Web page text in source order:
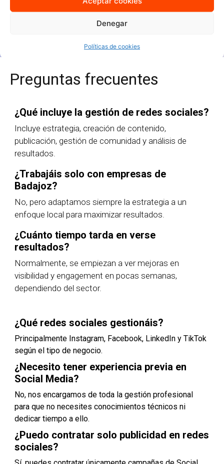
Denegar
Políticas de cookies
Quiero más información
Preguntas frecuentes
¿Qué incluye la gestión de redes sociales?
Incluye estrategia, creación de contenido,
publicación, gestión de comunidad y análisis de
resultados.
¿Trabajáis solo con empresas de
Badajoz?
No, pero adaptamos siempre la estrategia a un
enfoque local para maximizar resultados.
¿Cuánto tiempo tarda en verse
resultados?
Normalmente, se empiezan a ver mejoras en
visibilidad y engagement en pocas semanas,
dependiendo del sector.
¿Qué redes sociales gestionáis?
Principalmente Instagram, Facebook, LinkedIn y TikTok
según el tipo de negocio.
¿Necesito tener experiencia previa en
Social Media?
No, nos encargamos de toda la gestión profesional
para que no necesites conocimientos técnicos ni
dedicar tiempo a ello.
¿Puedo contratar solo publicidad en redes
sociales?